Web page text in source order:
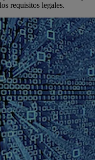
requisitos legales.